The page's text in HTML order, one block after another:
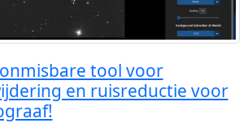
tool voor
en ruisreductie voor